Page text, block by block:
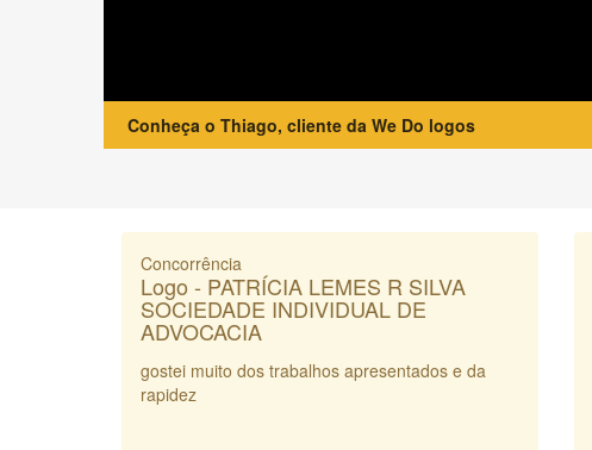
Conheça o Thiago, cliente da We Do logos
Concorrência
Logo - PATRÍCIA LEMES R SILVA
SOCIEDADE INDIVIDUAL DE
ADVOCACIA
gostei muito dos trabalhos apresentados e da
rapidez